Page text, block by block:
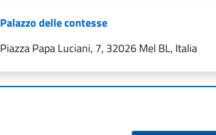
Palazzo delle contesse
Piazza Papa Luciani, 7, 32026 Mel BL, Italia